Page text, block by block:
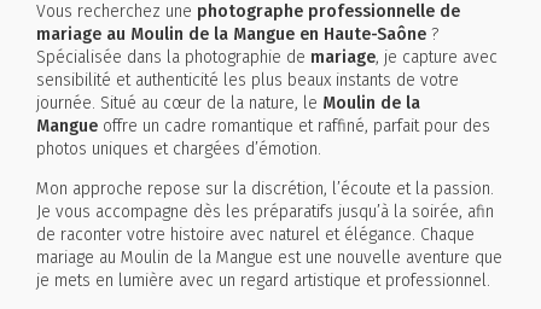
Vous recherchez une photographe professionnelle de
mariage au Moulin de la Mangue en Haute-Saône ?
Spécialisée dans la photographie de mariage, je capture avec
sensibilité et authenticité les plus beaux instants de votre
journée. Situé au cœur de la nature, le Moulin de la
Mangue offre un cadre romantique et raffiné, parfait pour des
photos uniques et chargées d’émotion.
Mon approche repose sur la discrétion, l’écoute et la passion.
Je vous accompagne dès les préparatifs jusqu’à la soirée, afin
de raconter votre histoire avec naturel et élégance. Chaque
mariage au Moulin de la Mangue est une nouvelle aventure que
je mets en lumière avec un regard artistique et professionnel.